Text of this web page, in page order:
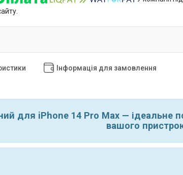
Інформація для замовлення
для iPhone 14 Pro Max — ідеальне
вашого